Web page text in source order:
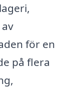
för en
på flera